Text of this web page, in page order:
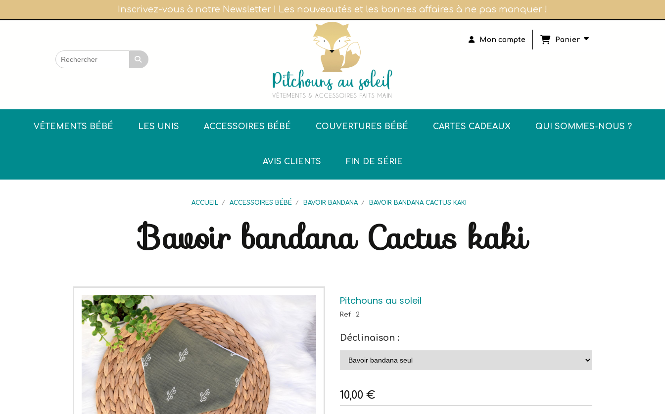
Inscrivez-vous à notre Newsletter ! Les nouveautés et les bonnes affaires à ne pas manquer !
Mon compte Panier
VÊTEMENTS BÉBÉ LES UNIS ACCESSOIRES BÉBÉ COUVERTURES BÉBÉ CARTES CADEAUX QUI SOMMES-NOUS ?
AVIS CLIENTS FIN DE SÉRIE
ACCUEIL ACCESSOIRES BÉBÉ BAVOIR BANDANA BAVOIR BANDANA CACTUS KAKI
Bavoir bandana Cactus kaki
Pitchouns au soleil
Ref : 2
Déclinaison :
10,00 €